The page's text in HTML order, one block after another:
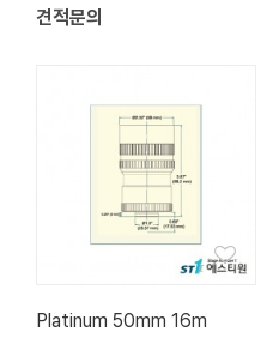
견적문의
Platinum 50mm 16m